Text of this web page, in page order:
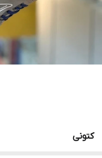
کتونی